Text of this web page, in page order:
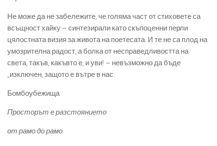
Не може да не забележите, че голяма част от стиховете са
всъщност хайку – синтезирали като скъпоценни перли
цялостната визия за живота на поетесата. И те не са плод на
умозрителна радост, а болка от несправедливостта на
света, такъв, какъвто е, и уви! – невъзможно да бъде
„изключен, защото е вътре в нас:
Бомбоубежища
Просторът е разстоянието
от рамо до рамо.